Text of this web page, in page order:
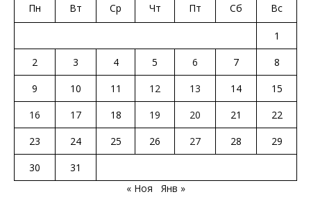
Пн Вт Ср Чт Пт Сб Вс
1
2
3 4 5 6 7
8
9
10 11 12 13 14
15
16
17 18 19 20 21
22
23
24 25 26 27 28
29
30
31
« Ноя
Янв »